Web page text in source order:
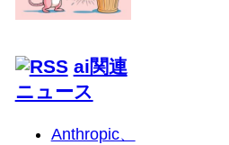
ai関連
ニュース
Anthropic、